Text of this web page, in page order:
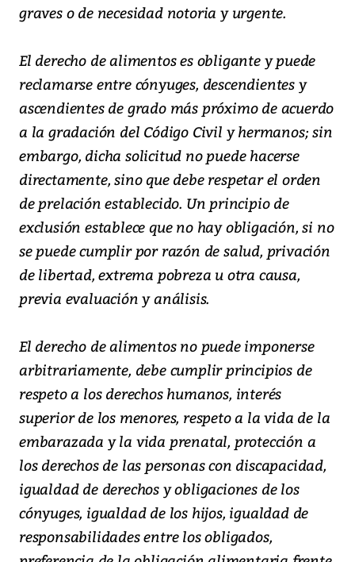
graves o de necesidad notoria y urgente.
El derecho de alimentos es obligante y puede
reclamarse entre cónyuges, descendientes y
ascendientes de grado más próximo de acuerdo
a la gradación del Código Civil y hermanos; sin
embargo, dicha solicitud no puede hacerse
directamente, sino que debe respetar el orden
de prelación establecido. Un principio de
exclusión establece que no hay obligación, si no
se puede cumplir por razón de salud, privación
de libertad, extrema pobreza u otra causa,
previa evaluación y análisis.
El derecho de alimentos no puede imponerse
arbitrariamente, debe cumplir principios de
respeto a los derechos humanos, interés
superior de los menores, respeto a la vida de la
embarazada y la vida prenatal, protección a
los derechos de las personas con discapacidad,
igualdad de derechos y obligaciones de los
cónyuges, igualdad de los hijos, igualdad de
responsabilidades entre los obligados,